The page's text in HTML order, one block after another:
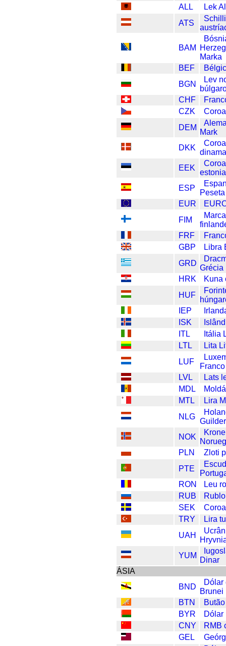
ALL
Lek
ATS
BAM
Marka
BEF
BGN
Lev
CHF
CZK
DEM
Mark
DKK
Coroa
EEK
Coroa
ESP
Peseta
EUR
FIM
Marca
FRF
GBP
Libra
GRD
Grécia
HRK
Kuna
HUF
IEP
ISK
ITL
Itália
LTL
Lita
LUF
Franco
LVL
Lats
MDL
MTL
Lira
NLG
Guilder
NOK
PLN
Zloti
PTE
RON
Leu
RUB
SEK
TRY
Lira
UAH
YUM
Dinar
ÁSIA
BND
Dólar
Brunei
BTN
BYR
Dólar
CNY
RMB
GEL